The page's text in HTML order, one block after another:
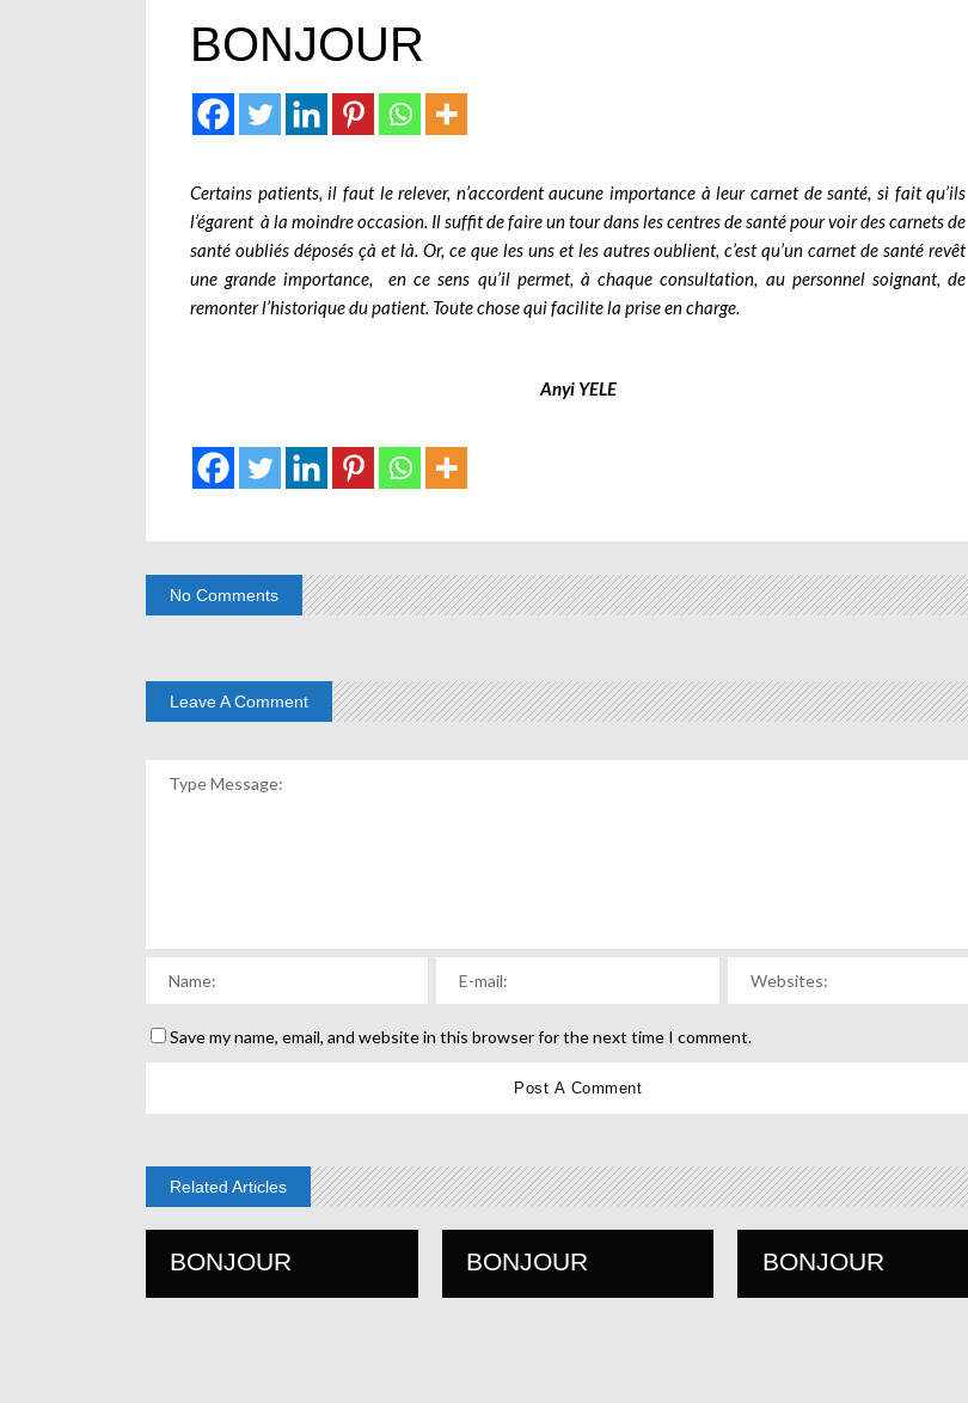
BONJOUR
Certains patients, il faut le relever, n’accordent aucune importance à leur carnet de santé, si fait qu’ils
l’égarent à la moindre occasion. Il suffit de faire un tour dans les centres de santé pour voir des carnets de
santé oubliés déposés çà et là. Or, ce que les uns et les autres oublient, c’est qu’un carnet de santé revêt
une grande importance, en ce sens qu’il permet, à chaque consultation, au personnel soignant, de
remonter l’historique du patient. Toute chose qui facilite la prise en charge.
Anyi YELE
No Comments
Leave A Comment
Save my name, email, and website in this browser for the next time I comment.
Related Articles
BONJOUR BONJOUR BONJOUR